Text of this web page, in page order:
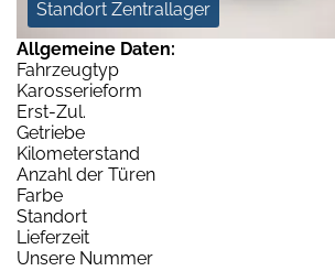
Standort Zentrallager
Allgemeine Daten:
Fahrzeugtyp
Karosserieform
Erst-Zul.
Getriebe
Kilometerstand
Anzahl der Türen
Farbe
Standort
Lieferzeit
Unsere Nummer